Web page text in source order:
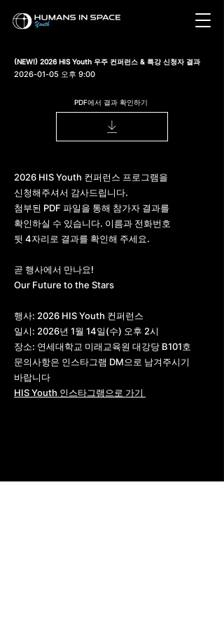
​​(NEW!) 2026 HIS Youth 우주 컨퍼런스 & 특강 신청자 결과
2026-01-05 오후 9:00
PDF에서 결과 확인하기
2026 HIS Youth 컨퍼런스 프로그램을
신청해주셔서 감사드립니다.
첨부된 PDF 파일을 통해 참가자 결과를
확인하실 수 있습니다. 이름과 전화번호
뒷 4자리로 결과를 확인해 주세요.
곧 행사에서 만나요!
Our Future to the Stars
행사: 2026 HIS Youth 컨퍼런스
일시: 2026년 1월 14일(수) 오후 2시
장소: 연세대학교 미래교육원 대강당 B101호
문의사항은 인스타그램 DM으로 남겨주시기
바랍니다
​HIS Youth 인스타그램으로 가기